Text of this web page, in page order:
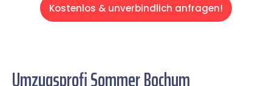
Kostenlos & unverbindlich anfragen!